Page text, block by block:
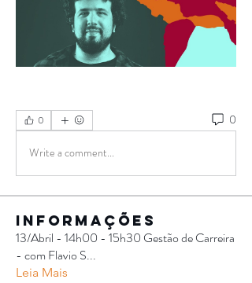
0 0
Write a comment...
Informações
13/Abril - 14h00 - 15h30 Gestão de Carreira
- com Flavio S...
Leia Mais